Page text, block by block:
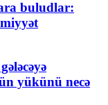
buludlar:
yükünü necə